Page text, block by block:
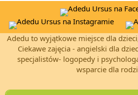
Adedu to wyjątkowe miejsce dla
Ciekawe zajęcia - angielski dla
specjalistów- logopedy i
wsparcie dla